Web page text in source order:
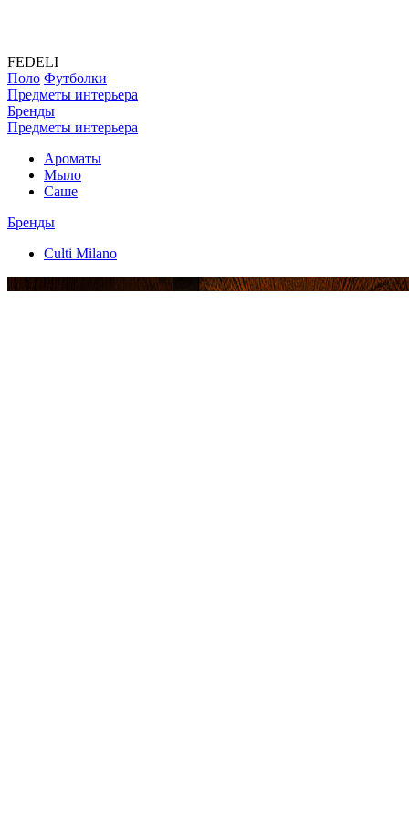
FEDELI
Поло Футболки
Предметы интерьера
Бренды
Предметы интерьера
Ароматы
Мыло
Саше
Бренды
Culti Milano